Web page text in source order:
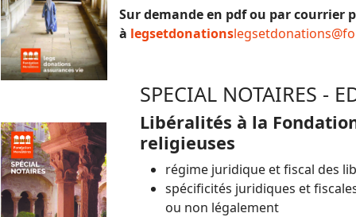
Sur demande en pdf ou par courrier
à legsetdonations
SPECIAL NOTAIRES -
Libéralités à la
religieuses
régime juridique et fiscal des
spécificités juridiques et
ou non légalement